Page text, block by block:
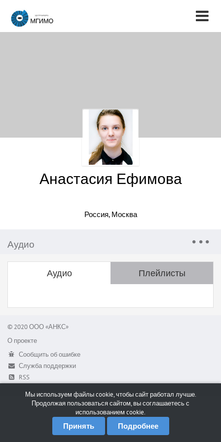
Анастасия Ефимова
Россия, Москва
Аудио
Аудио Плейлисты
© 2020 ООО «АНКС»
О проекте
Сообщить об ошибке
Служба поддержки
RSS
Мы используем файлы cookie, чтобы сайт работал лучше.
Продолжая пользоваться сайтом, вы соглашаетесь с
использованием cookie.
Принять Подробнее